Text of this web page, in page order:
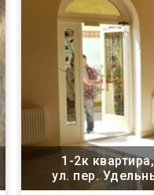
1-2к
ул. пер. Удельный ЖК Париж, Приморский район,